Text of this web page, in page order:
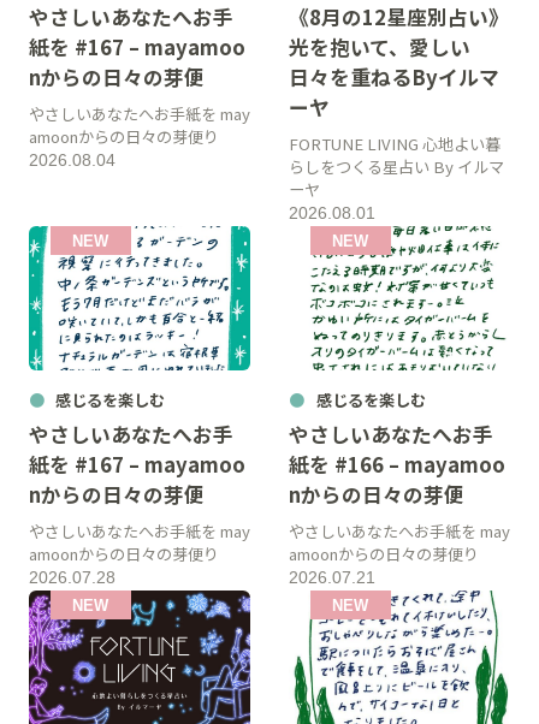
やさしいあなたへお手
紙を #167 – mayamoo
nからの日々の芽便
2026.08.04
やさしいあなたへお手紙を may
amoonからの日々の芽便り
《8月の12星座別占い》
光を抱いて、愛しい
日々を重ねるByイルマ
ーヤ
2026.08.01
FORTUNE LIVING 心地よい暮
らしをつくる星占い By イルマ
ーヤ
感じるを楽しむ
やさしいあなたへお手
紙を #167 – mayamoo
nからの日々の芽便
2026.07.28
やさしいあなたへお手紙を may
amoonからの日々の芽便り
感じるを楽しむ
やさしいあなたへお手
紙を #166 – mayamoo
nからの日々の芽便
2026.07.21
やさしいあなたへお手紙を may
amoonからの日々の芽便り